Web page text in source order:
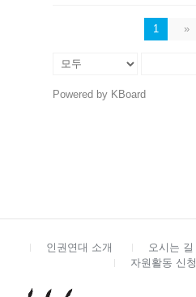
1 »
Powered by KBoard
인권연대 소개 오시는 길
자원활동 신청